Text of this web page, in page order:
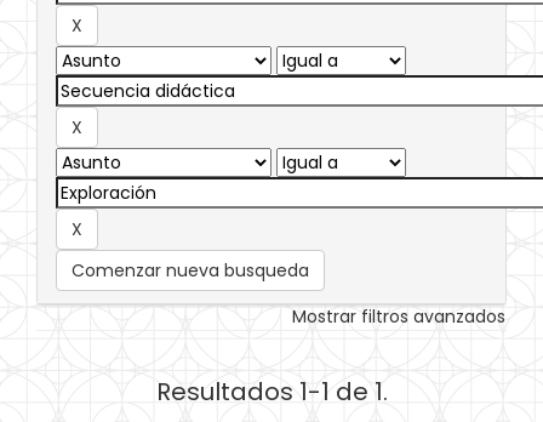
Comenzar nueva busqueda
Mostrar filtros avanzados
Resultados 1-1 de 1.